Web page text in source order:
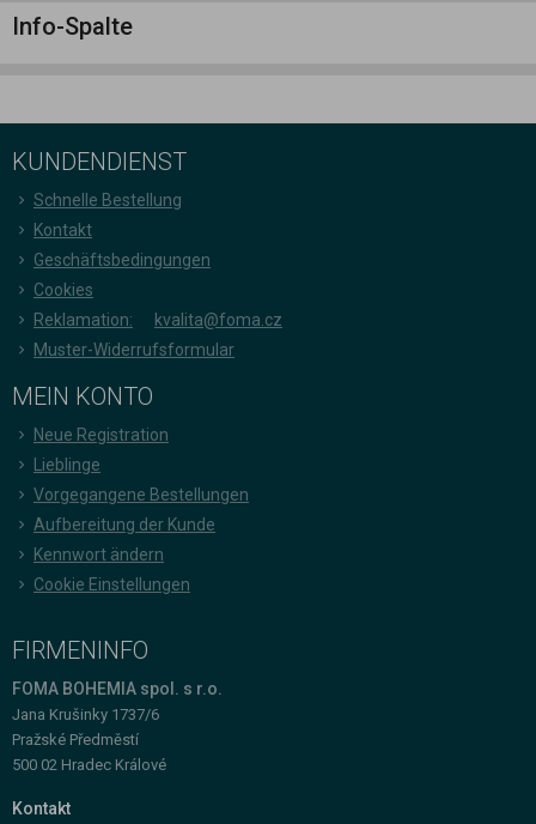
Info-Spalte
KUNDENDIENST
Schnelle Bestellung
Kontakt
Geschäftsbedingungen
Cookies
Reklamation:
kvalita@foma.cz
Muster-Widerrufsformular
MEIN KONTO
Neue Registration
Lieblinge
Vorgegangene Bestellungen
Aufbereitung der Kunde
Kennwort ändern
Cookie Einstellungen
FIRMENINFO
FOMA BOHEMIA spol. s r.o.
Jana Krušinky 1737/6
Pražské Předměstí
500 02 Hradec Králové
Kontakt